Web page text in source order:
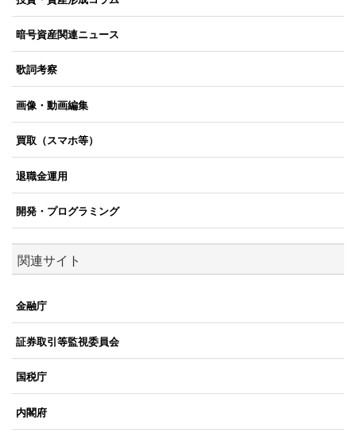
暗号資産関連ニュース
歌詞考察
画像・動画編集
買取（スマホ等）
退職金運用
開発・プログラミング
関連サイト
金融庁
証券取引等監視委員会
国税庁
内閣府